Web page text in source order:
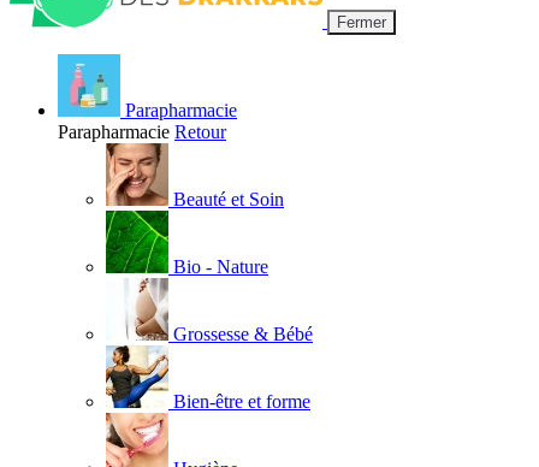
Fermer
Parapharmacie
Parapharmacie Retour
Beauté et Soin
Bio - Nature
Grossesse & Bébé
Bien-être et forme